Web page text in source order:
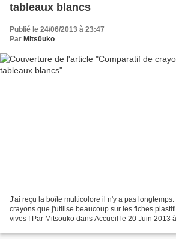
tableaux blancs
Publié le 24/06/2013 à 23:47
Par Mits0uko
J'ai reçu la boîte multicolore il n'y a pas
crayons que j'utilise beaucoup sur les fiches
vives ! Par Mitsouko dans Accueil le 20 Juin 2013